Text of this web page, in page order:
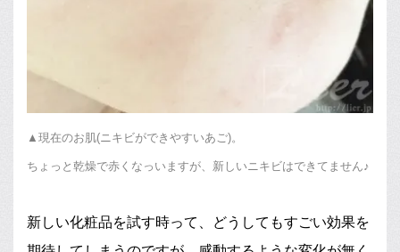
▲現在のお肌(ニキビができやすいあご)。
ちょっと乾燥で赤くなっいますが、新しいニキビはできてません♪
新しい化粧品を試す時って、どうしてもすごい効果を